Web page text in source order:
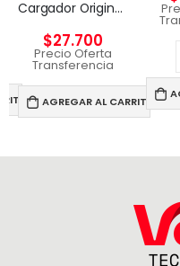
Cargador Original Magnético Apple Watch Genuino 1 Metro
$27.700
Precio Oferta
Transferencia
AGREGAR AL CARRITO